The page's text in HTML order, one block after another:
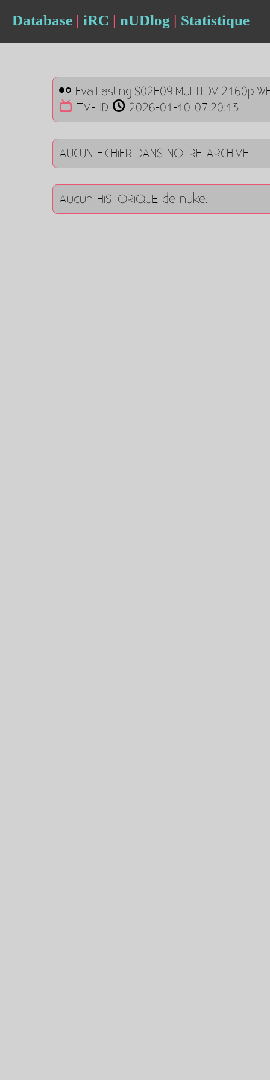
Database | iRC | nUDlog | Statistique
TV-HD
2026-01-10 07:20:13
AUCUN FiCHiER DANS NOTRE ARCHiVE
Aucun HiSTORiQUE de nuke.